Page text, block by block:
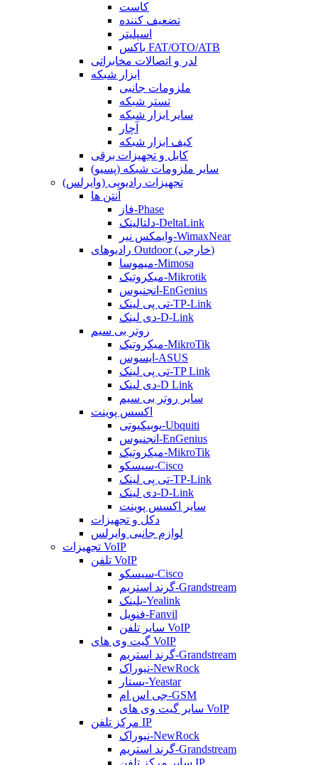
کاست
تضعیف کننده
اسپلیتر
باکس FAT/OTO/ATB
لدر و اتصالات مخابراتی
ابزار شبکه
ملزومات جانبی
تستر شبکه
سایر ابزار شبکه
آچار
کیف ابزار شبکه
کابل و تجهیزات برقی
سایر ملزومات شبکه (پسیو)
تجهیزات رادیویی (وایرلس)
آنتن ها
فاز-Phase
دلتالینک-DeltaLink
وایمکس نیر-WimaxNear
رادیوهای Outdoor (خارجی)
میموسا-Mimosa
میکروتیک-Mikrotik
انجنیوس-EnGenius
تی پی لینک-TP-Link
دی لینک-D-Link
روتر بی سیم
میکروتیک-MikroTik
ایسوس-ASUS
تی پی لینک-TP Link
دی لینک-D Link
سایر روتر بی سیم
اکسس پوینت
یوبیکیوتی-Ubquiti
انجنیوس-EnGenius
میکروتیک-MikroTik
سیسکو-Cisco
تی پی لینک-TP-Link
دی لینک-D-Link
سایر اکسس پوینت
دکل و تجهیزات
لوازم جانبی وایرلس
تجهیزات VoIP
تلفن VoIP
سیسکو-Cisco
گرند استریم-Grandstream
یلینک-Yealink
فنویل-Fanvil
سایر تلفن VoIP
گیت وی های VoIP
گرند استریم-Grandstream
نیوراک-NewRock
یستار-Yeastar
جی اس ام-GSM
سایر گیت وی های VoIP
مرکز تلفن IP
نیوراک-NewRock
گرند استریم-Grandstream
سایر مرکز تلفن IP